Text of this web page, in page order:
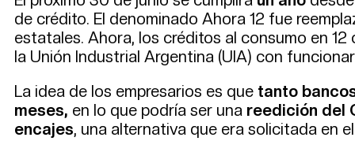
de crédito. El denominado Ahora 12 fue
estatales. Ahora, los créditos al consumo en
la Unión Industrial Argentina (UIA) con
La idea de los empresarios es que tanto
meses, en lo que podría ser una reedición del
encajes, una alternativa que era solicitada en